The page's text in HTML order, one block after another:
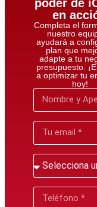
poder de
en
Completa el
nuestro
ayudará a
plan que
adapte a tu
presupuesto.
a optimizar tu
hoy!